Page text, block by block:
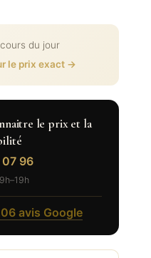
du jour
le prix exact →
le prix et la
96
avis Google